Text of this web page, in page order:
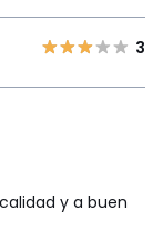
3
y a buen